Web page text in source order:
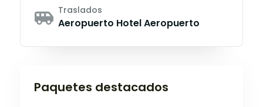
Traslados
Aeropuerto Hotel Aeropuerto
Paquetes destacados